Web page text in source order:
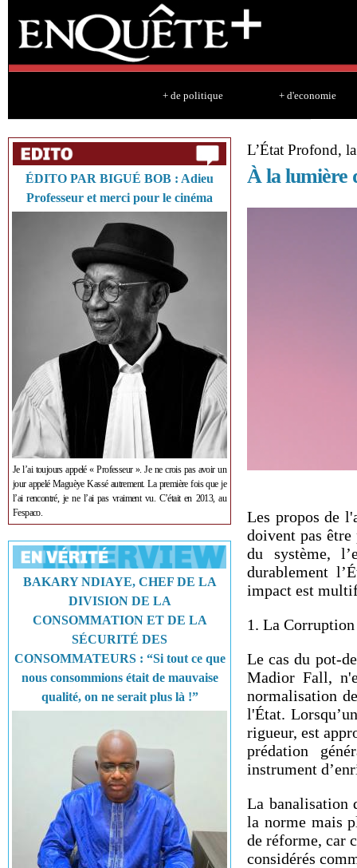
+ de politique + d'economie
ÉDITO PAR BIGUÉ BOB : Adieu
Professeur et merci pour le cinéma
Je l’ai toujours appelé « Professeur ». Je ne crois pas avoir un
jour appelé Maguèye Kassé autrement. La première fois que je
l’ai rencontré, je ne l’ai pas vraiment vu. C’était en 2013, au
Fespaco.
BAKARY NDIAYE, CHEF DE LA
DIVISION DE LA
CONSOMMATION ET DE LA
SÉCURITÉ DES
CONSOMMATEURS : “Si tout ce que
nous consommions était de mauvaise
qualité, on ne serait plus là !”
L’État Profond,
À la lumière
Les propos de
doivent pas
du système,
durablement
impact est
1. La
Le cas du pot-
Madior Fall,
normalisation
l'État.
rigueur, est
prédation
instrument
La banalisation
la norme mais
de réforme, car
considérés